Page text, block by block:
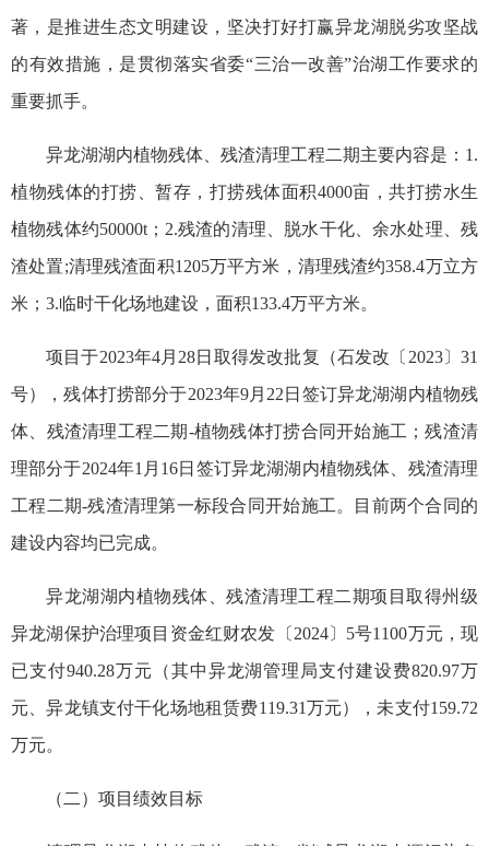
著，是推进生态文明建设，坚决打好打赢异龙湖脱劣攻坚战
的有效措施，是贯彻落实省委“三治一改善”治湖工作要求的
重要抓手。
异龙湖湖内植物残体、残渣清理工程二期主要内容是：1.
植物残体的打捞、暂存，打捞残体面积4000亩，共打捞水生
植物残体约50000t；2.残渣的清理、脱水干化、余水处理、残
渣处置;清理残渣面积1205万平方米，清理残渣约358.4万立方
米；3.临时干化场地建设，面积133.4万平方米。
项目于2023年4月28日取得发改批复（石发改〔2023〕31
号），残体打捞部分于2023年9月22日签订异龙湖湖内植物残
体、残渣清理工程二期-植物残体打捞合同开始施工；残渣清
理部分于2024年1月16日签订异龙湖湖内植物残体、残渣清理
工程二期-残渣清理第一标段合同开始施工。目前两个合同的
建设内容均已完成。
异龙湖湖内植物残体、残渣清理工程二期项目取得州级
异龙湖保护治理项目资金红财农发〔2024〕5号1100万元，现
已支付940.28万元（其中异龙湖管理局支付建设费820.97万
元、异龙镇支付干化场地租赁费119.31万元），未支付159.72
万元。
（二）项目绩效目标